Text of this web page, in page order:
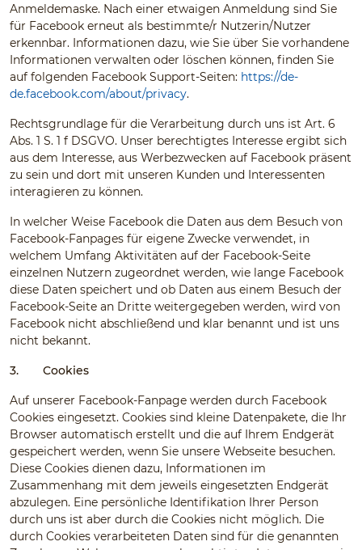
Anmeldemaske. Nach einer etwaigen Anmeldung sind Sie
für Facebook erneut als bestimmte/r Nutzerin/Nutzer
erkennbar. Informationen dazu, wie Sie über Sie vorhandene
Informationen verwalten oder löschen können, finden Sie
auf folgenden Facebook Support-Seiten: https://de-
de.facebook.com/about/privacy.
Rechtsgrundlage für die Verarbeitung durch uns ist Art. 6
Abs. 1 S. 1 f DSGVO. Unser berechtigtes Interesse ergibt sich
aus dem Interesse, aus Werbezwecken auf Facebook präsent
zu sein und dort mit unseren Kunden und Interessenten
interagieren zu können.
In welcher Weise Facebook die Daten aus dem Besuch von
Facebook-Fanpages für eigene Zwecke verwendet, in
welchem Umfang Aktivitäten auf der Facebook-Seite
einzelnen Nutzern zugeordnet werden, wie lange Facebook
diese Daten speichert und ob Daten aus einem Besuch der
Facebook-Seite an Dritte weitergegeben werden, wird von
Facebook nicht abschließend und klar benannt und ist uns
nicht bekannt.
3. Cookies
Auf unserer Facebook-Fanpage werden durch Facebook
Cookies eingesetzt. Cookies sind kleine Datenpakete, die Ihr
Browser automatisch erstellt und die auf Ihrem Endgerät
gespeichert werden, wenn Sie unsere Webseite besuchen.
Diese Cookies dienen dazu, Informationen im
Zusammenhang mit dem jeweils eingesetzten Endgerät
abzulegen. Eine persönliche Identifikation Ihrer Person
durch uns ist aber durch die Cookies nicht möglich. Die
durch Cookies verarbeiteten Daten sind für die genannten